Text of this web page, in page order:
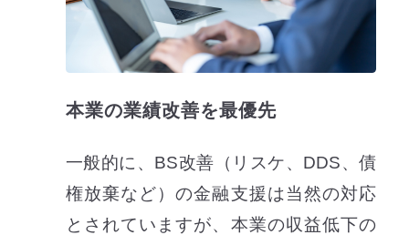
本業の業績改善を最優先
一般的に、BS改善（リスケ、DDS、債
権放棄など）の金融支援は当然の対応
とされていますが、本業の収益低下の